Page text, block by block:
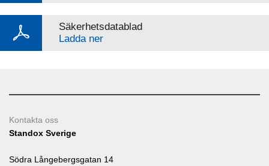
Säkerhetsdatablad
Ladda ner
Kontakta oss
Standox Sverige
Södra Långebergsgatan 14